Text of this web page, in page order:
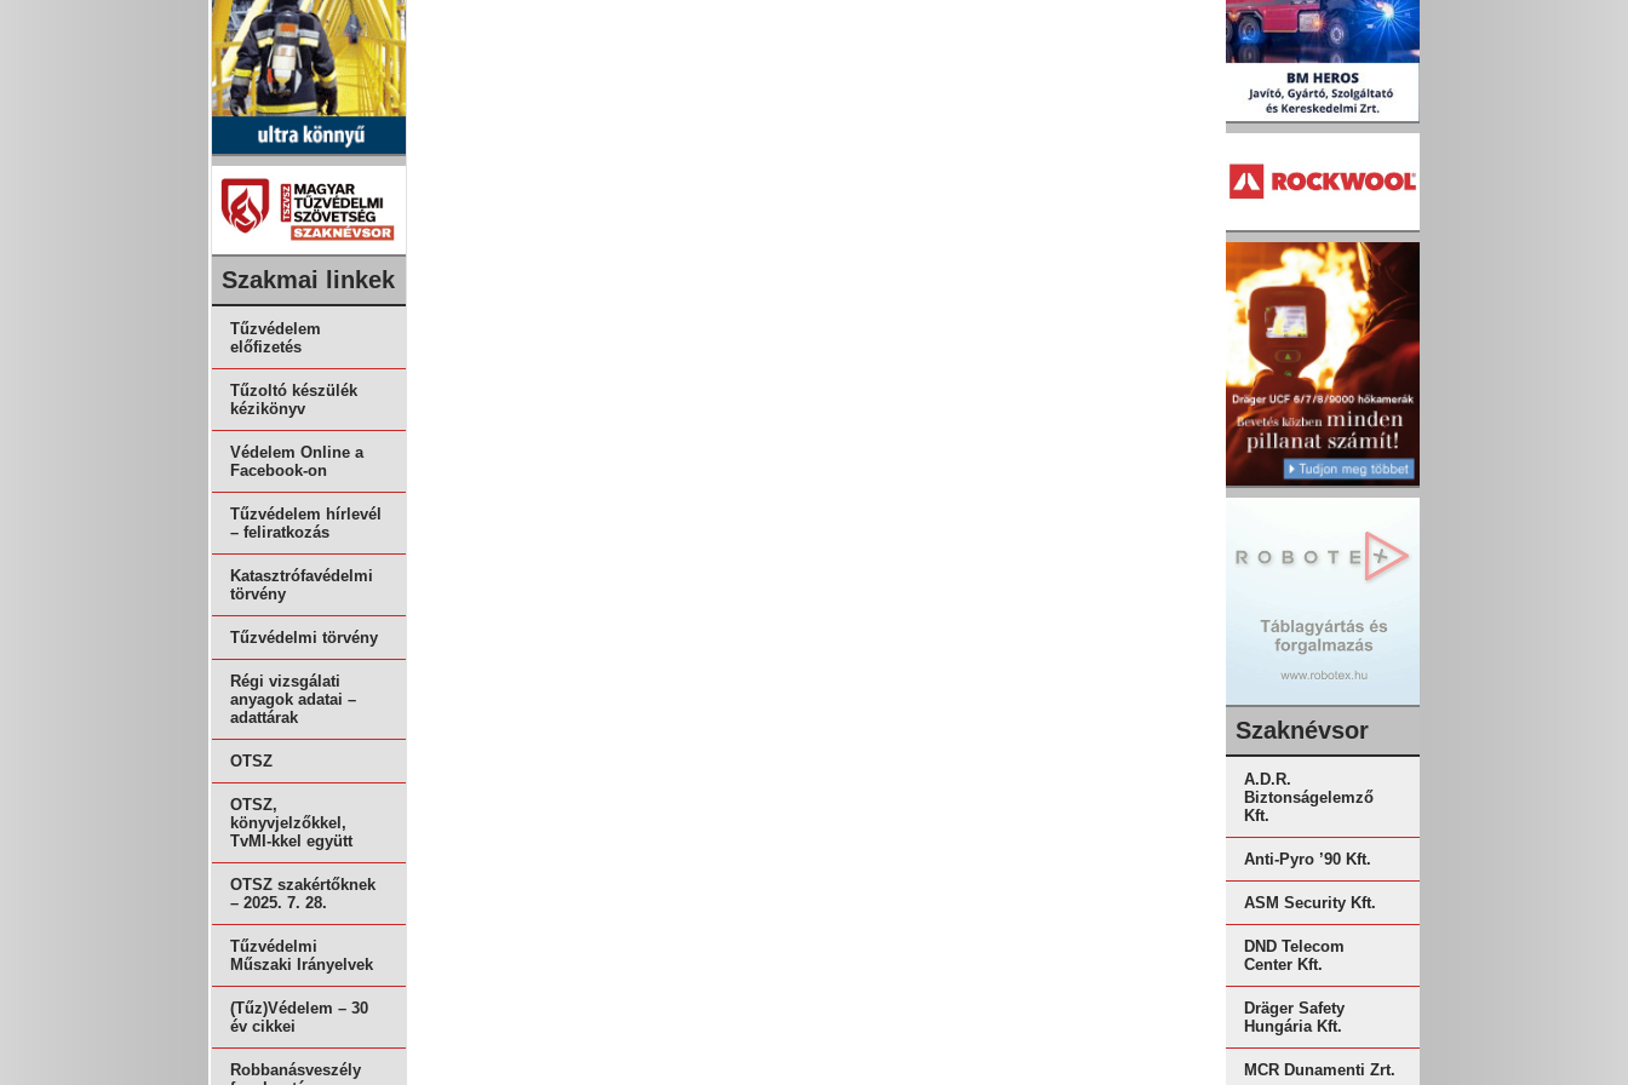
Szakmai linkek
Tűzvédelem
előfizetés
Tűzoltó készülék
kézikönyv
Védelem Online a
Facebook-on
Tűzvédelem hírlevél
– feliratkozás
Katasztrófavédelmi
törvény
Tűzvédelmi törvény
Régi vizsgálati
anyagok adatai –
adattárak
OTSZ
OTSZ,
könyvjelzőkkel,
TvMI-kkel együtt
OTSZ szakértőknek
– 2025. 7. 28.
Tűzvédelmi
Műszaki Irányelvek
(Tűz)Védelem – 30
év cikkei
Robbanásveszély
Szaknévsor
A.D.R.
Biztonságelemző
Kft.
Anti-Pyro ’90 Kft.
ASM Security Kft.
DND Telecom
Center Kft.
Dräger Safety
Hungária Kft.
MCR Dunamenti Zrt.